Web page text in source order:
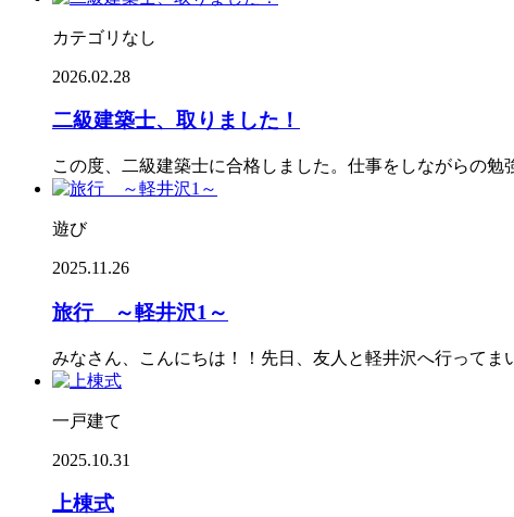
カテゴリなし
2026.02.28
二級建築士、取りました！
この度、二級建築士に合格しました。仕事をしながらの
遊び
2025.11.26
旅行 ～軽井沢1～
みなさん、こんにちは！！先日、友人と軽井沢へ行って
一戸建て
2025.10.31
上棟式